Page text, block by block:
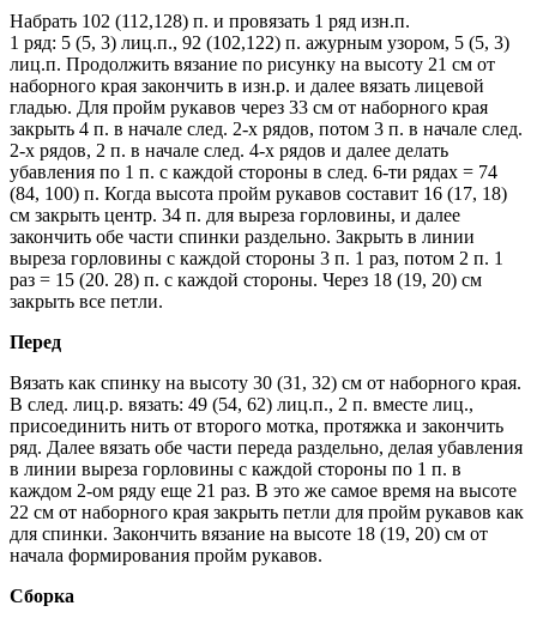
Набрать 102 (112,128) п. и провязать 1 ряд изн.п.
1 ряд: 5 (5, 3) лиц.п., 92 (102,122) п. ажурным узором, 5 (5, 3)
лиц.п. Продолжить вязание по рисунку на высоту 21 см от
наборного края закончить в изн.р. и далее вязать лицевой
гладью. Для пройм рукавов через 33 см от наборного края
закрыть 4 п. в начале след. 2-х рядов, потом 3 п. в начале след.
2-х рядов, 2 п. в начале след. 4-х рядов и далее делать
убавления по 1 п. с каждой стороны в след. 6-ти рядах = 74
(84, 100) п. Когда высота пройм рукавов составит 16 (17, 18)
см закрыть центр. 34 п. для выреза горловины, и далее
закончить обе части спинки раздельно. Закрыть в линии
выреза горловины с каждой стороны 3 п. 1 раз, потом 2 п. 1
раз = 15 (20. 28) п. с каждой стороны. Через 18 (19, 20) см
закрыть все петли.
Перед
Вязать как спинку на высоту 30 (31, 32) см от наборного края.
В след. лиц.р. вязать: 49 (54, 62) лиц.п., 2 п. вместе лиц.,
присоединить нить от второго мотка, протяжка и закончить
ряд. Далее вязать обе части переда раздельно, делая убавления
в линии выреза горловины с каждой стороны по 1 п. в
каждом 2-ом ряду еще 21 раз. В это же самое время на высоте
22 см от наборного края закрыть петли для пройм рукавов как
для спинки. Закончить вязание на высоте 18 (19, 20) см от
начала формирования пройм рукавов.
Сборка